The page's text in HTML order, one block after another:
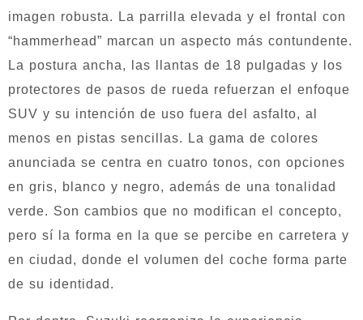
imagen robusta. La parrilla elevada y el frontal con
“hammerhead” marcan un aspecto más contundente.
La postura ancha, las llantas de 18 pulgadas y los
protectores de pasos de rueda refuerzan el enfoque
SUV y su intención de uso fuera del asfalto, al
menos en pistas sencillas. La gama de colores
anunciada se centra en cuatro tonos, con opciones
en gris, blanco y negro, además de una tonalidad
verde. Son cambios que no modifican el concepto,
pero sí la forma en la que se percibe en carretera y
en ciudad, donde el volumen del coche forma parte
de su identidad.